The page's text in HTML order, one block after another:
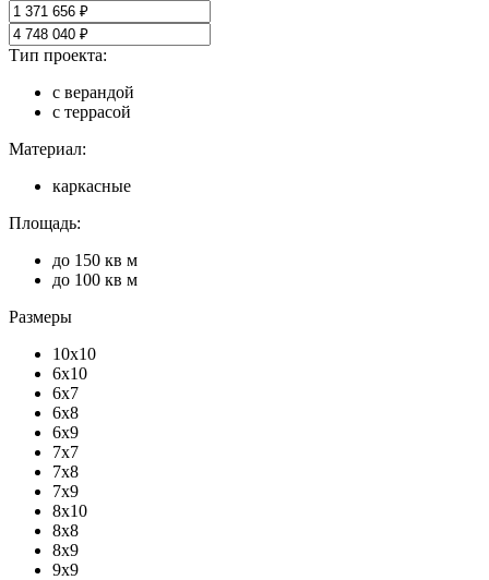
Тип проекта:
с верандой
с террасой
Материал:
каркасные
Площадь:
до 150 кв м
до 100 кв м
Размеры
10x10
6x10
6x7
6x8
6x9
7x7
7x8
7x9
8x10
8x8
8x9
9x9